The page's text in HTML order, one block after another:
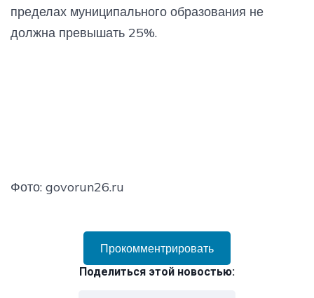
пределах муниципального образования не
должна превышать 25%.
Фото: govorun26.ru
Прокомментрировать
Поделиться этой новостью: